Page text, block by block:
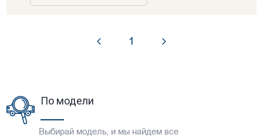
1
По модели
Выбирай модель, и мы найдем все